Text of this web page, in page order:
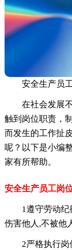
安全生产员
在社会发展
触到岗位职责，
而发生的工作扯
呢？以下是小编
家有所帮助。
安全生产员工岗
1遵守劳动
伤害他人,不被他
2严格执行岗